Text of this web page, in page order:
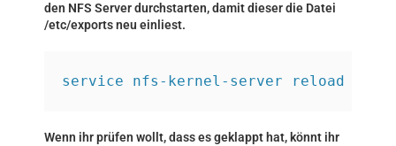
den NFS Server durchstarten, damit dieser die Datei
/etc/exports neu einliest.
service nfs-kernel-server reload
Wenn ihr prüfen wollt, dass es geklappt hat, könnt ihr